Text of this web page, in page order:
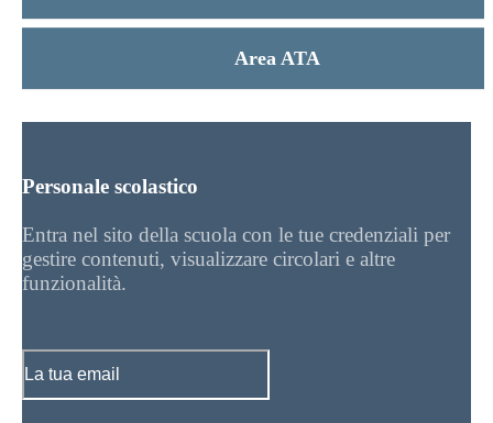
Area ATA
Personale scolastico
Entra nel sito della scuola con le tue credenziali per
gestire contenuti, visualizzare circolari e altre
funzionalità.